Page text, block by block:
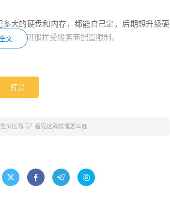
大的硬盘和内存，都能自己定，后期想升级硬
像租用那样受服务商配置限制。
件的费用加托管费，会比持续租同等配置服务
笔资产。
据全由自己管理，不用怕服务商因为自身问题
具体需求，如果不明白应该怎么选，可以留言
文
打赏
价比高吗？看完这篇就懂怎么选
   